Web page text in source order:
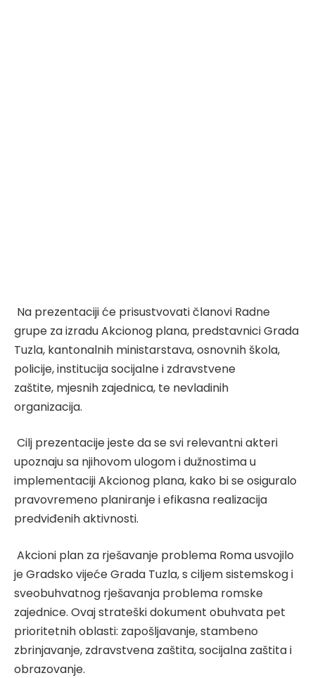
Na prezentaciji će prisustvovati članovi Radne
grupe za izradu Akcionog plana, predstavnici Grada
Tuzla, kantonalnih ministarstava, osnovnih škola,
policije,institucija socijalne i zdravstvene
zaštite, mjesnih zajednica, te nevladinih
organizacija.
Cilj prezentacije jeste da se svi relevantni akteri
upoznaju sa njihovom ulogom i dužnostima u
implementaciji Akcionog plana, kako bi se osiguralo
pravovremeno planiranje i efikasna realizacija
predviđenih aktivnosti.
Akcioni plan za rješavanje problema Roma usvojilo
je Gradsko vijeće Grada Tuzla, s ciljem sistemskog i
sveobuhvatnog rješavanja problema romske
zajednice. Ovaj strateški dokument obuhvata pet
prioritetnih oblasti: zapošljavanje, stambeno
zbrinjavanje, zdravstvena zaštita, socijalna zaštita i
obrazovanje.